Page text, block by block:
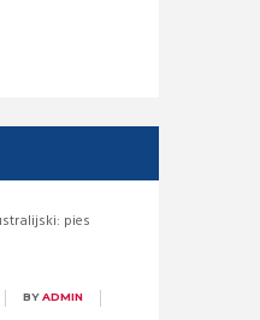
pies
BYADMIN